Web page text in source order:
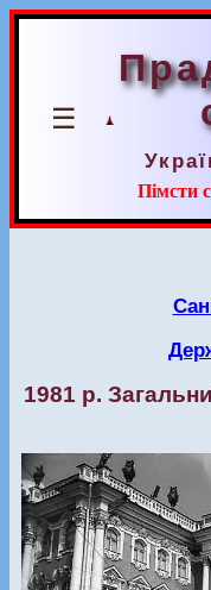
☰
Пімсти
1981 р.